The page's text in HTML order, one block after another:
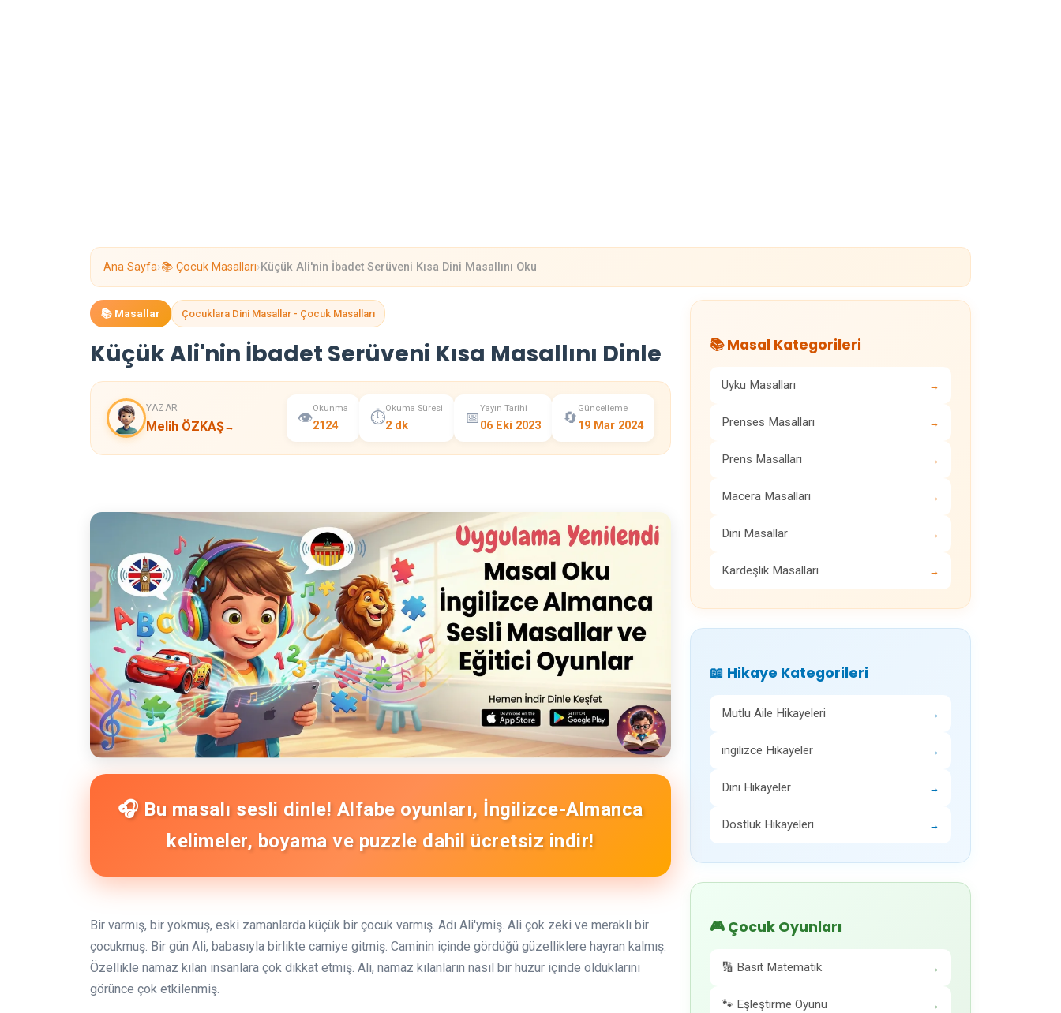
Ana Sayfa›📚 Çocuk Masalları›Küçük Ali'nin İbadet Serüveni Kısa Dini Masallını Oku
📚 Masallar Çocuklara Dini Masallar - Çocuk Masalları
Küçük Ali'nin İbadet Serüveni Kısa Masallını Dinle
YAZAR
Melih ÖZKAŞ→ 👁️
Okunma
2124 ⏱️
Okuma Süresi
2 dk 📅
Yayın Tarihi
06 Eki 2023 🔄
Güncelleme
19 Mar 2024
🎧 Bu masalı sesli dinle! Alfabe oyunları, İngilizce-Almanca
kelimeler, boyama ve puzzle dahil ücretsiz indir!
Bir varmış, bir yokmuş, eski zamanlarda küçük bir çocuk varmış. Adı Ali'ymiş. Ali çok zeki ve meraklı bir
çocukmuş. Bir gün Ali, babasıyla birlikte camiye gitmiş. Caminin içinde gördüğü güzelliklere hayran kalmış.
Özellikle namaz kılan insanlara çok dikkat etmiş. Ali, namaz kılanların nasıl bir huzur içinde olduklarını
görünce çok etkilenmiş.
📚 Masal Kategorileri
Uyku Masalları →
Prenses Masalları →
Prens Masalları →
Macera Masalları →
Dini Masallar →
Kardeşlik Masalları →
📖 Hikaye Kategorileri
Mutlu Aile Hikayeleri →
ingilizce Hikayeler →
Dini Hikayeler →
Dostluk Hikayeleri →
🎮 Çocuk Oyunları
🔢 Basit Matematik →
🐾 Eşleştirme Oyunu →